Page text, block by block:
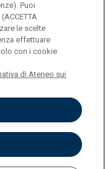
Puoi
le scelte
effettuare
con i cookie
di Ateneo sui